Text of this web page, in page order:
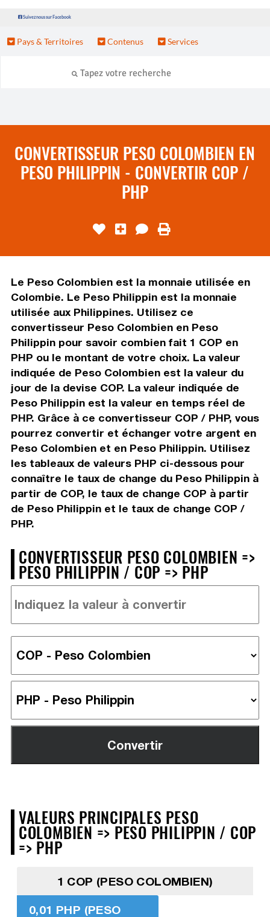
Suivez nous sur Facebook
Pays & Territoires Contenus Services
CONVERTISSEUR PESO COLOMBIEN EN
PESO PHILIPPIN - CONVERTIR COP /
PHP
Le Peso Colombien est la monnaie utilisée en
Colombie. Le Peso Philippin est la monnaie
utilisée aux Philippines. Utilisez ce
convertisseur Peso Colombien en Peso
Philippin pour savoir combien fait 1 COP en
PHP ou le montant de votre choix. La valeur
indiquée de Peso Colombien est la valeur du
jour de la devise COP. La valeur indiquée de
Peso Philippin est la valeur en temps réel de
PHP. Grâce à ce convertisseur COP / PHP, vous
pourrez convertir et échanger votre argent en
Peso Colombien et en Peso Philippin. Utilisez
les tableaux de valeurs PHP ci-dessous pour
connaître le taux de change du Peso Philippin à
partir de COP, le taux de change COP à partir
de Peso Philippin et le taux de change COP /
PHP.
CONVERTISSEUR PESO COLOMBIEN =>
PESO PHILIPPIN / COP => PHP
VALEURS PRINCIPALES PESO
COLOMBIEN => PESO PHILIPPIN / COP
=> PHP
1 COP (PESO COLOMBIEN)
0,01 PHP (PESO